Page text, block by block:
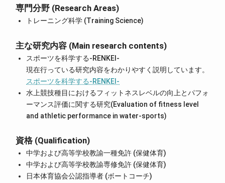
専門分野 (Research Areas)
トレーニング科学 (Training Science)
主な研究内容 (Main research contents)
スポーツを科学する-RENKEI-
現在行っている研究内容をわかりやすく説明しています。
スポーツを科学する-RENKEI-
水上競技種目におけるフィットネスレベルの向上とパフォ
ーマンス評価に関する研究(Evaluation of fitness level
and athletic performance in water-sports)
資格 (Qualification)
中学および高等学校教諭一種免許 (保健体育)
中学および高等学校教諭専修免許 (保健体育)
日本体育協会公認指導者 (ボートコーチ)